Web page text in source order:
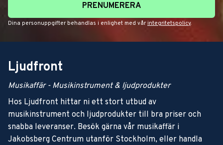
PRENUMERERA
Dina personuppgifter behandlas i enlighet med vår integritetspolicy.
Ljudfront
Musikaffär - Musikinstrument & ljudprodukter
Hos Ljudfront hittar ni ett stort utbud av
musikinstrument och ljudprodukter till bra priser och
snabba leveranser. Besök gärna vår musikaffär i
Jakobsberg Centrum utanför Stockholm, eller handla